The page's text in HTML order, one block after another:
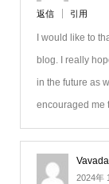
返信 引用
I would like to
blog. I really
in the future as
encouraged me
2024年